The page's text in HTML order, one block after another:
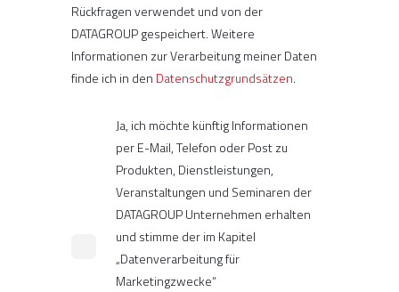
Rückfragen verwendet und von der
DATAGROUP gespeichert. Weitere
Informationen zur Verarbeitung meiner Daten
finde ich in den Datenschutzgrundsätzen.
Ja, ich möchte künftig Informationen
per E-Mail, Telefon oder Post zu
Produkten, Dienstleistungen,
Veranstaltungen und Seminaren der
DATAGROUP Unternehmen erhalten
und stimme der im Kapitel
„Datenverarbeitung für
Marketingzwecke“